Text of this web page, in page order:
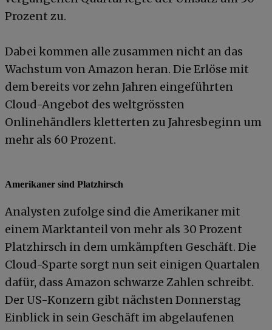
Prozent zu.
Dabei kommen alle zusammen nicht an das
Wachstum von Amazon heran. Die Erlöse mit
dem bereits vor zehn Jahren eingeführten
Cloud-Angebot des weltgrössten
Onlinehändlers kletterten zu Jahresbeginn um
mehr als 60 Prozent.
Amerikaner sind Platzhirsch
Analysten zufolge sind die Amerikaner mit
einem Marktanteil von mehr als 30 Prozent
Platzhirsch in dem umkämpften Geschäft. Die
Cloud-Sparte sorgt nun seit einigen Quartalen
dafür, dass Amazon schwarze Zahlen schreibt.
Der US-Konzern gibt nächsten Donnerstag
Einblick in sein Geschäft im abgelaufenen